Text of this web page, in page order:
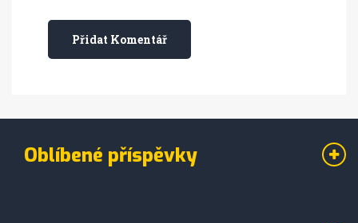
Přidat Komentář
Oblíbené příspěvky